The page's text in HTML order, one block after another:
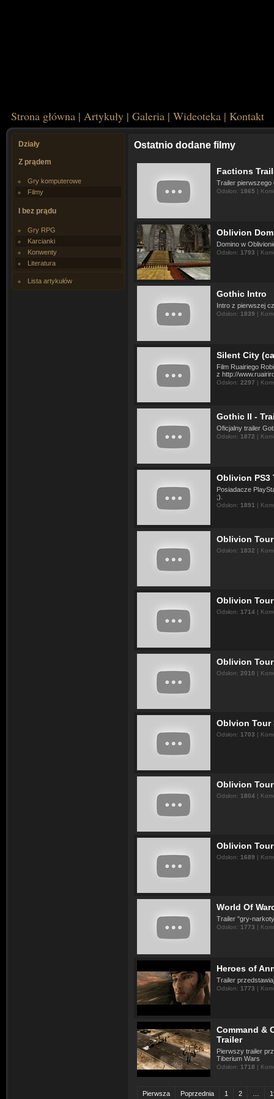
Strona główna | Artykuły | Galeria | Wideoteka | Kontakt
Działy
Z prądem
Gry komputerowe
Filmy
I bez prądu
Gry RPG
Karcianki
Konwenty
Literatura
Lista artykułów
Ostatnio dodane filmy
Factions
Trailer pierwszego
Odsłon: 1865 |
Oblivion
Domino w
Odsłon: 1793 |
Gothic Intro
Intro z pierwszej
Odsłon: 1839 |
Silent City
Film Ruairiego
z http://
Odsłon: 2297 |
Gothic II -
Oficjalny trailer
Odsłon: 1872 |
Oblivion PS3
Posiadacze
;).
Odsłon: 1891 |
Oblivion
Odsłon: 1832 |
Oblivion Tour
Odsłon: 1714 |
Oblivion
Odsłon: 2010 |
Oblvion Tour
Odsłon: 1703 |
Oblivion
Odsłon: 1804 |
Oblivion
Odsłon: 1689 |
World Of
Trailer "gry-
Odsłon: 1773 |
Heroes of
Trailer
Odsłon: 1773 |
Command &
Trailer
Pierwszy trailer
Tiberium Wars
Odsłon: 1718 |
Pierwsza Poprzednia 1 2